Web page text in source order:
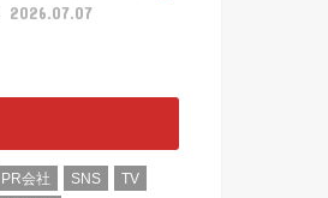
2026.07.07
PR会社 SNS
TV